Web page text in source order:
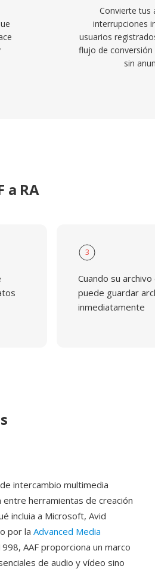
Convierte tus
interrupciones
usuarios
flujo de
sin
a RA
3
Cuando su
puede guardar
inmediatamente
intercambio multimedia
herramientas de creación
incluia a Microsoft, Avid
por la Advanced Media
AAF proporciona un marco
de audio y vídeo sino